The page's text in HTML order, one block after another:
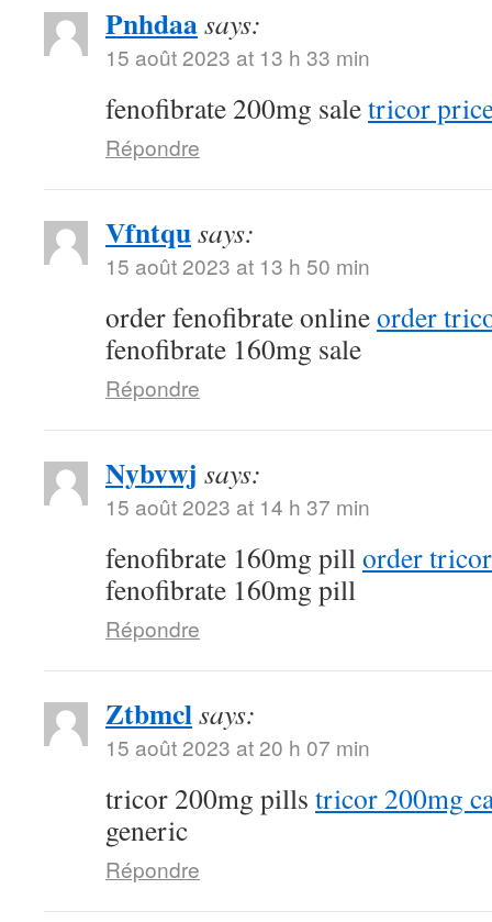
Pnhdaasays:
15 août 2023 at 13 h 33 min
fenofibrate 200mg saletricor
Répondre
Vfntqusays:
15 août 2023 at 13 h 50 min
order fenofibrate onlineorder
fenofibrate 160mg sale
Répondre
Nybvwj says:
15 août 2023 at 14 h 37 min
fenofibrate 160mg pill order
fenofibrate 160mg pill
Répondre
Ztbmclsays:
15 août 2023 at 20 h 07 min
tricor 200mg pills tricor 200mg
generic
Répondre